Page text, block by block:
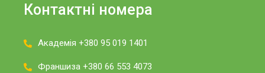
Контактні номера
Академія +380 95 019 1401
Франшиза +380 66 553 4073